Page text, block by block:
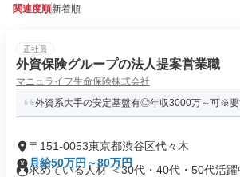
関連度順新着順
正社員
外資保険グループの法人提案営業職
マニュライフ生命保険株式会社
外資系大手の安定基盤有◎年収3000万～可※要
〒151-0053東京都渋谷区代々木
月給50万円～80万円
求めている人材 ＜30代・40代・50代活